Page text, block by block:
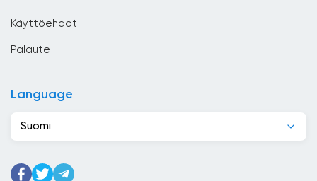
El Salvador
Georgia
Käyttöehdot
Palaute
Language
Suomi